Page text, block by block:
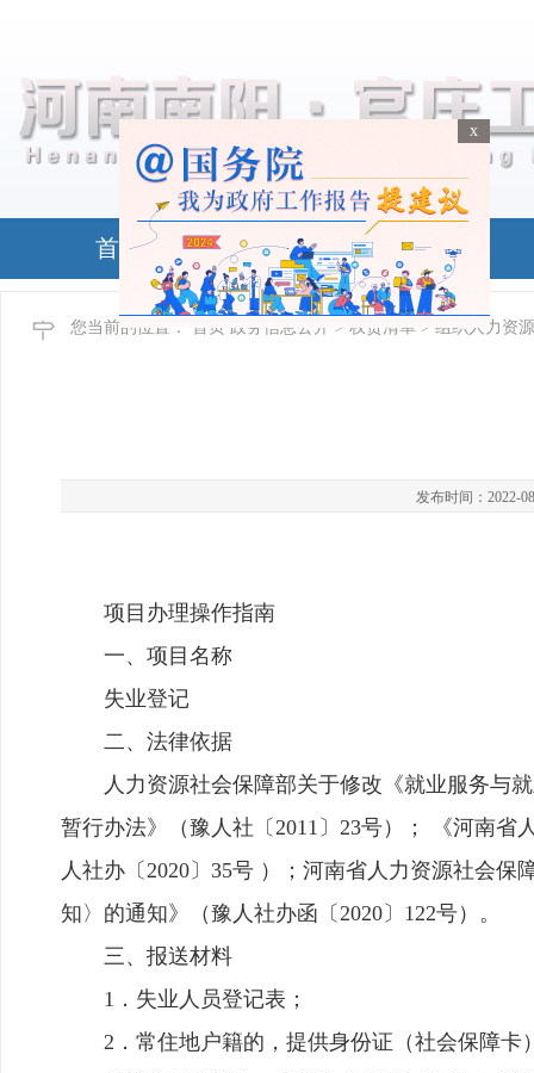
首页 政务公开
您当前的位置： 首页 政务信息公开 > 权责清单 > 组织人力资
发布时间：2022-
项目办理操作指南
一、项目名称
失业登记
二、法律依据
人力资源社会保障部关于修改《就业服务与
暂行办法》（豫人社〔2011〕23号）； 《河南
人社办〔2020〕35号 ）；河南省人力资源社会
知〉的通知》（豫人社办函〔2020〕122号）。
三、报送材料
1．失业人员登记表；
2．常住地户籍的，提供身份证（社会保障卡
x
x